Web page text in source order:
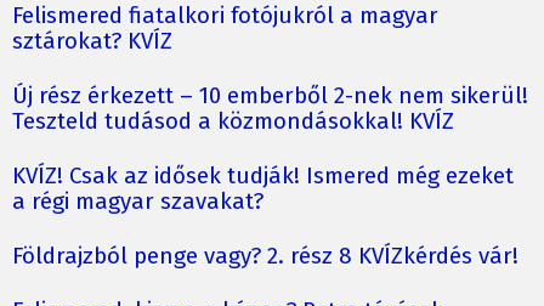
Felismered fiatalkori fotójukról a magyar
sztárokat? KVÍZ
Új rész érkezett – 10 emberből 2-nek nem sikerül!
Teszteld tudásod a közmondásokkal! KVÍZ
KVÍZ! Csak az idősek tudják! Ismered még ezeket
a régi magyar szavakat?
Földrajzból penge vagy? 2. rész 8 KVÍZkérdés vár!